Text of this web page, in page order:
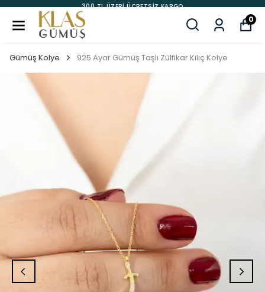
300 TL ÜZERİ ÜCRETSİZ KARGO
0
Gümüş Kolye 925 Ayar Gümüş Taşlı Zülfikar Kılıç Kolye